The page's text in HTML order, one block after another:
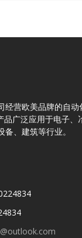
营欧美品牌的自动
广泛应用于电子、
、建筑等行业。